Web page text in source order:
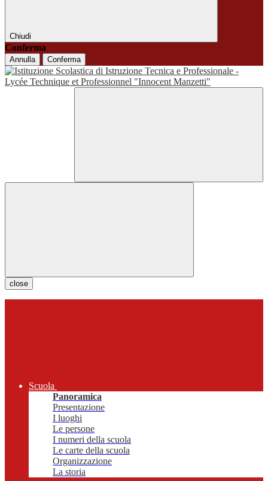
Chiudi
Conferma
Annulla Conferma
close
Scuola
Panoramica
Presentazione
I luoghi
Le persone
I numeri della scuola
Le carte della scuola
Organizzazione
La storia